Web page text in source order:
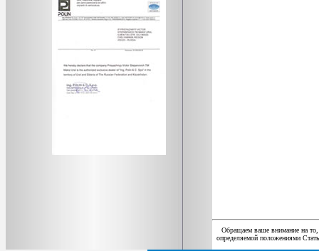
Обращаем ваше внимание на то,
определяемой положениями